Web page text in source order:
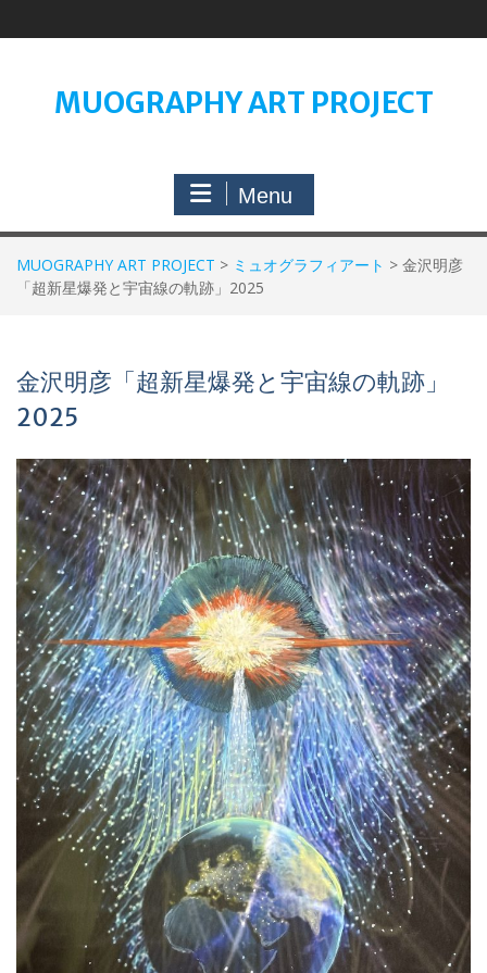
to
MUOGRAPHY ART PROJECT
Menu
MUOGRAPHY ART PROJECT > ミュオグラフィアート > 金沢明彦
「超新星爆発と宇宙線の軌跡」2025
金沢明彦「超新星爆発と宇宙線の軌跡」
2025